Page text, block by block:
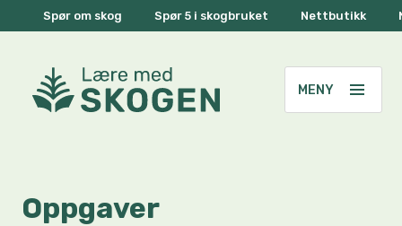
Spør om skog Spør 5 i skogbruket Nettbutikk
Oppgaver